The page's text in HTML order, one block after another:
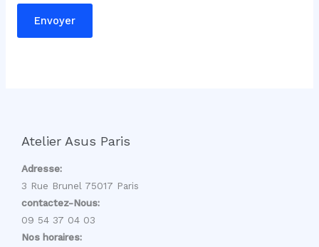
e
s
m
Envoyer
Atelier Asus Paris
Adresse:
3 Rue Brunel 75017 Paris
contactez-Nous:
09 54 37 04 03
Nos horaires: